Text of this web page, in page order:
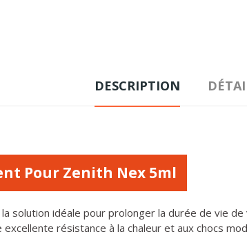
DESCRIPTION
Pour Zenith Nex 5ml
solution idéale pour prolonger la durée de vie
résistance à la chaleur et aux chocs